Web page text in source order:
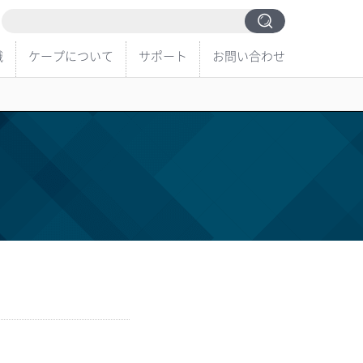
ケープについて サポート お問い合わせ